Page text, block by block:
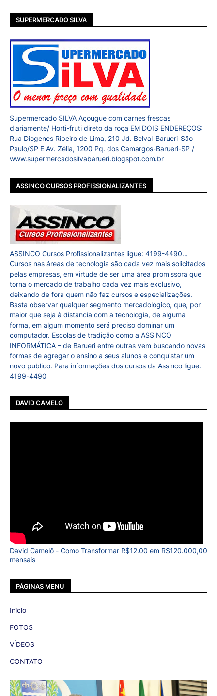
SUPERMERCADO SILVA
Supermercado SILVA Açougue com carnes frescas
diariamente/ Horti-fruti direto da roça EM DOIS ENDEREÇOS:
Rua Diogenes Ribeiro de Lima, 210 Jd. Belval-Barueri-São
Paulo/SP E Av. Zélia, 1200 Pq. dos Camargos-Barueri-SP /
www.supermercadosilvabarueri.blogspot.com.br
ASSINCO CURSOS PROFISSIONALIZANTES
ASSINCO Cursos Profissionalizantes ligue: 4199-4490...
Cursos nas áreas de tecnologia são cada vez mais solicitados
pelas empresas, em virtude de ser uma área promissora que
torna o mercado de trabalho cada vez mais exclusivo,
deixando de fora quem não faz cursos e especializações.
Basta observar qualquer segmento mercadológico, que, por
maior que seja à distância com a tecnologia, de alguma
forma, em algum momento será preciso dominar um
computador. Escolas de tradição como a ASSINCO
INFORMÁTICA – de Barueri entre outras vem buscando novas
formas de agregar o ensino a seus alunos e conquistar um
novo publico. Para informações dos cursos da Assinco ligue:
4199-4490
DAVID CAMELÔ
David Camelô - Como Transformar R$12.00 em R$120.000,00
mensais
PÁGINAS MENU
Inicio
FOTOS
VÍDEOS
CONTATO